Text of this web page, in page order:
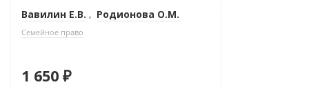
Вавилин Е.В. , Родионова О.М.
Семейное право
1 650 ₽